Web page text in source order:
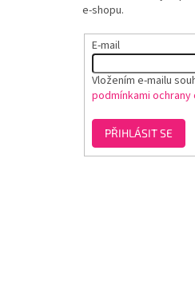
e-shopu.
E-mail
Vložením e-mailu
podmínkami ochrany
PŘIHLÁSIT SE